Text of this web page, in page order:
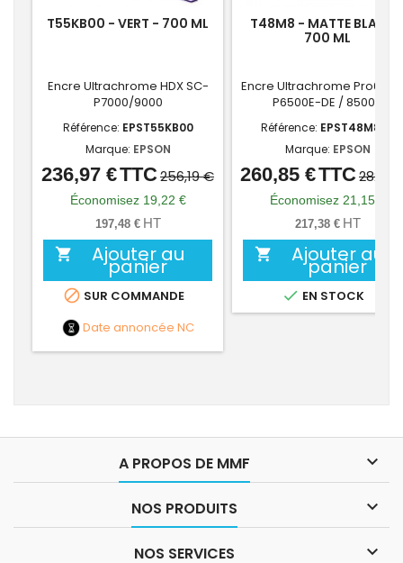
T55KB00 - VERT - 700 ML
Encre Ultrachrome HDX SC-
P7000/9000
Référence: EPST55KB00
Marque: EPSON
Prix
Prix
de
base
236,97 €TTC256,19 €
Économisez 19,22 €
197,48 € HT
 Ajouter au
panier
 SUR COMMANDE
Date annoncée NC
T48M8 - MATTE BLACK
700 ML
Encre Ultrachrome Pro6 -
P6500E-DE / 8500D
Référence: EPST48M800
Marque: EPSON
Prix
Prix
de
base
260,85 €TTC
Économisez 21,15 €
217,38 € HT
 Ajouter au
panier
 EN STOCK
A PROPOS DE MMF 
NOS PRODUITS 
NOS SERVICES 